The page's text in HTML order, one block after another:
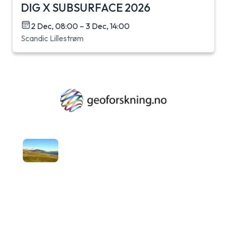
DIG X SUBSURFACE 2026
2 Dec, 08:00 – 3 Dec, 14:00
Scandic Lillestrøm